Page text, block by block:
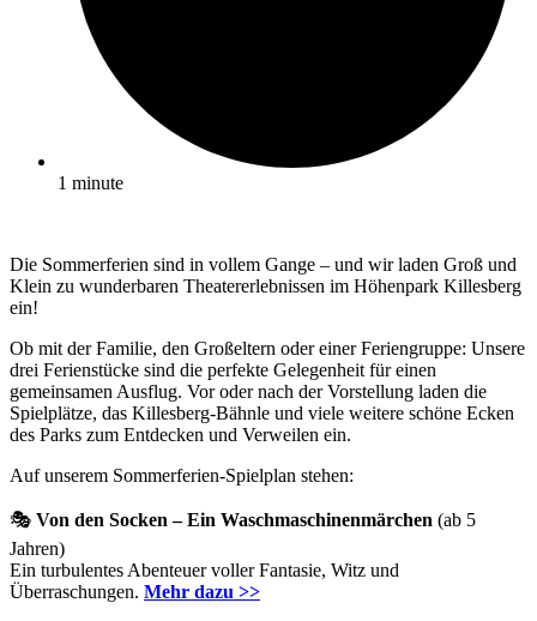
1 minute
Die Sommerferien sind in vollem Gange – und wir laden Groß und
Klein zu wunderbaren Theatererlebnissen im Höhenpark Killesberg
ein!
Ob mit der Familie, den Großeltern oder einer Feriengruppe: Unsere
drei Ferienstücke sind die perfekte Gelegenheit für einen
gemeinsamen Ausflug. Vor oder nach der Vorstellung laden die
Spielplätze, das Killesberg-Bähnle und viele weitere schöne Ecken
des Parks zum Entdecken und Verweilen ein.
Auf unserem Sommerferien-Spielplan stehen:
🎭 Von den Socken – Ein Waschmaschinenmärchen (ab 5
Jahren)
Ein turbulentes Abenteuer voller Fantasie, Witz und
Überraschungen. Mehr dazu >>